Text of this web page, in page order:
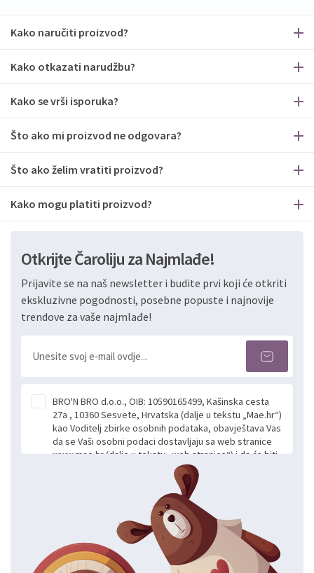
Kako naručiti proizvod?
Kako otkazati narudžbu?
Kako se vrši isporuka?
Što ako mi proizvod ne odgovara?
Što ako želim vratiti proizvod?
Kako mogu platiti proizvod?
Otkrijte Čaroliju za Najmlađe!
Prijavite se na naš newsletter i budite prvi koji će otkriti
ekskluzivne pogodnosti, posebne popuste i najnovije
trendove za vaše najmlađe!
BRO'N BRO d.o.o., OIB: 10590165499, Kašinska cesta
27a , 10360 Sesvete, Hrvatska (dalje u tekstu „Mae.hr“)
kao Voditelj zbirke osobnih podataka, obavještava Vas
da se Vaši osobni podaci dostavljaju sa web stranice
www.mae.hr (dalje u tekstu „web stranice“) i da će biti
obrađeni. Prihvaćanjem ove Izjave smatra se da
slobodno i izričito dajete privolu za prikupljanje i daljnju
obradu Vaših osobnih podataka koje ustupate Mae.hr
putem ovih web stranica u svrhu odgovora i daljnje
komunikacije na Vaš upit poslan kroz kontakt obrazac.
Radi se o dobrovoljnom davanju podataka te ovu
Izjavu niste dužni prihvatiti odnosno niste dužni unositi
svoje osobne podatke u jednu od prijavnih